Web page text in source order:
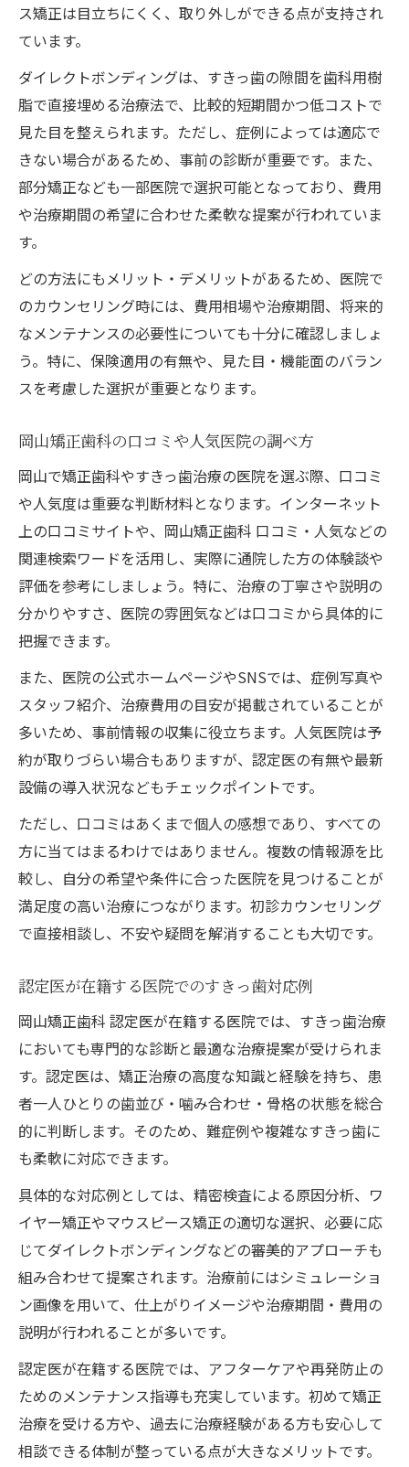
ス矯正は目立ちにくく、取り外しができる点が支持され
ています。
ダイレクトボンディングは、すきっ歯の隙間を歯科用樹
脂で直接埋める治療法で、比較的短期間かつ低コストで
見た目を整えられます。ただし、症例によっては適応で
きない場合があるため、事前の診断が重要です。また、
部分矯正なども一部医院で選択可能となっており、費用
や治療期間の希望に合わせた柔軟な提案が行われていま
す。
どの方法にもメリット・デメリットがあるため、医院で
のカウンセリング時には、費用相場や治療期間、将来的
なメンテナンスの必要性についても十分に確認しましょ
う。特に、保険適用の有無や、見た目・機能面のバラン
スを考慮した選択が重要となります。
岡山矯正歯科の口コミや人気医院の調べ方
岡山で矯正歯科やすきっ歯治療の医院を選ぶ際、口コミ
や人気度は重要な判断材料となります。インターネット
上の口コミサイトや、岡山矯正歯科 口コミ・人気などの
関連検索ワードを活用し、実際に通院した方の体験談や
評価を参考にしましょう。特に、治療の丁寧さや説明の
分かりやすさ、医院の雰囲気などは口コミから具体的に
把握できます。
また、医院の公式ホームページやSNSでは、症例写真や
スタッフ紹介、治療費用の目安が掲載されていることが
多いため、事前情報の収集に役立ちます。人気医院は予
約が取りづらい場合もありますが、認定医の有無や最新
設備の導入状況などもチェックポイントです。
ただし、口コミはあくまで個人の感想であり、すべての
方に当てはまるわけではありません。複数の情報源を比
較し、自分の希望や条件に合った医院を見つけることが
満足度の高い治療につながります。初診カウンセリング
で直接相談し、不安や疑問を解消することも大切です。
認定医が在籍する医院でのすきっ歯対応例
岡山矯正歯科 認定医が在籍する医院では、すきっ歯治療
においても専門的な診断と最適な治療提案が受けられま
す。認定医は、矯正治療の高度な知識と経験を持ち、患
者一人ひとりの歯並び・噛み合わせ・骨格の状態を総合
的に判断します。そのため、難症例や複雑なすきっ歯に
も柔軟に対応できます。
具体的な対応例としては、精密検査による原因分析、ワ
イヤー矯正やマウスピース矯正の適切な選択、必要に応
じてダイレクトボンディングなどの審美的アプローチも
組み合わせて提案されます。治療前にはシミュレーショ
ン画像を用いて、仕上がりイメージや治療期間・費用の
説明が行われることが多いです。
認定医が在籍する医院では、アフターケアや再発防止の
ためのメンテナンス指導も充実しています。初めて矯正
治療を受ける方や、過去に治療経験がある方も安心して
相談できる体制が整っている点が大きなメリットです。